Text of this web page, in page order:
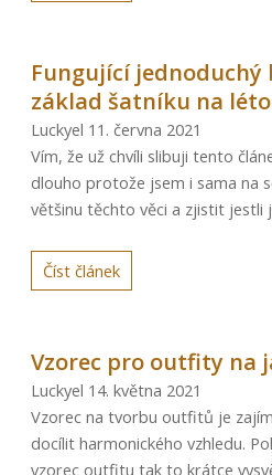
Fungující jednoduchý
základ šatníku na léto
Luckyel 11. června 2021
Vím, že už chvíli slibuji tento
dlouho protože jsem i sama na
většinu těchto věci a zjistit jestli
Číst článek
Vzorec pro outfity na
Luckyel 14. května 2021
Vzorec na tvorbu outfitů je
docílit harmonického vzhledu.
vzorec outfitu tak to krátce